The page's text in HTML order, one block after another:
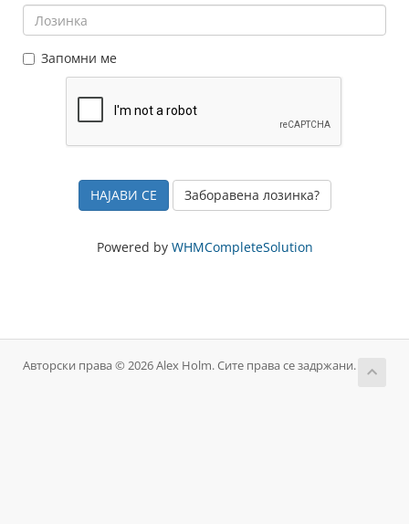
Запомни ме
Заборавена лозинка?
Powered by WHMCompleteSolution
Авторски права © 2026 Alex Holm. Сите права се задржани.